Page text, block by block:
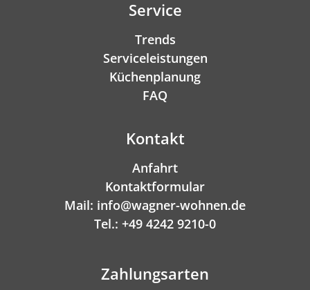
Service
Trends
Serviceleistungen
Küchenplanung
FAQ
Kontakt
Anfahrt
Kontaktformular
Mail: info@wagner-wohnen.de
Tel.: +49 4242 9210-0
Zahlungsarten